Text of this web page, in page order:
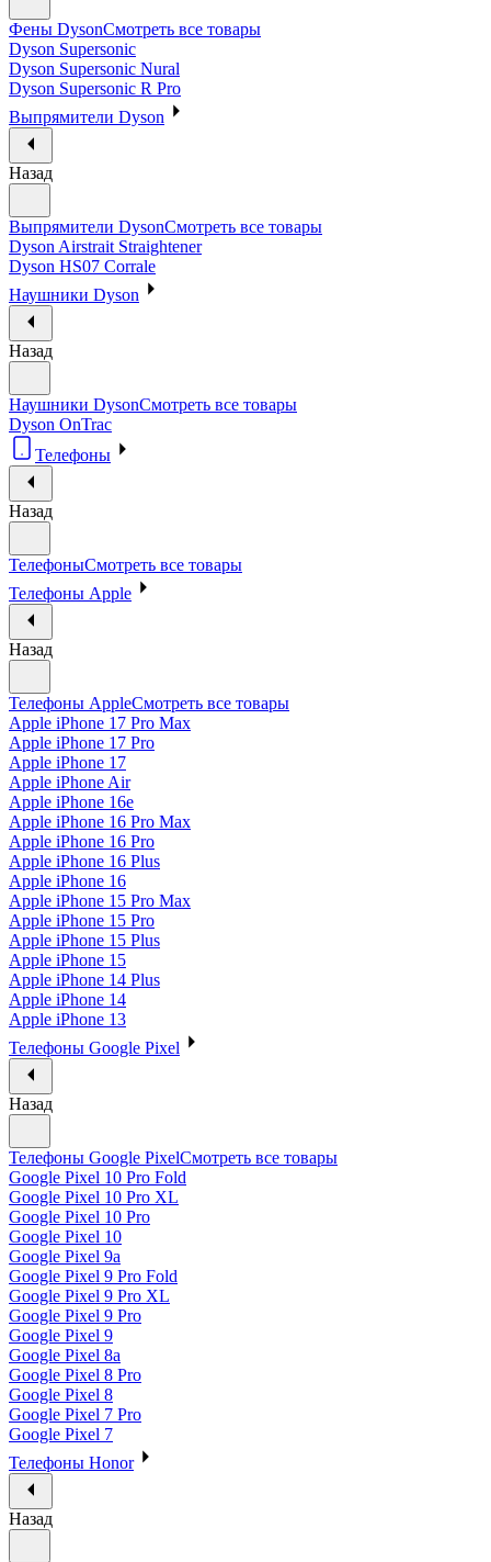
Фены DysonСмотреть все товары
Dyson Supersonic
Dyson Supersonic Nural
Dyson Supersonic R Pro
Выпрямители Dyson
Назад
Выпрямители DysonСмотреть все товары
Dyson Airstrait Straightener
Dyson HS07 Corrale
Наушники Dyson
Назад
Наушники DysonСмотреть все товары
Dyson OnTrac
Телефоны
Назад
ТелефоныСмотреть все товары
Телефоны Apple
Назад
Телефоны AppleСмотреть все товары
Apple iPhone 17 Pro Max
Apple iPhone 17 Pro
Apple iPhone 17
Apple iPhone Air
Apple iPhone 16e
Apple iPhone 16 Pro Max
Apple iPhone 16 Pro
Apple iPhone 16 Plus
Apple iPhone 16
Apple iPhone 15 Pro Max
Apple iPhone 15 Pro
Apple iPhone 15 Plus
Apple iPhone 15
Apple iPhone 14 Plus
Apple iPhone 14
Apple iPhone 13
Телефоны Google Pixel
Назад
Телефоны Google PixelСмотреть все товары
Google Pixel 10 Pro Fold
Google Pixel 10 Pro XL
Google Pixel 10 Pro
Google Pixel 10
Google Pixel 9a
Google Pixel 9 Pro Fold
Google Pixel 9 Pro XL
Google Pixel 9 Pro
Google Pixel 9
Google Pixel 8a
Google Pixel 8 Pro
Google Pixel 8
Google Pixel 7 Pro
Google Pixel 7
Телефоны Honor
Назад